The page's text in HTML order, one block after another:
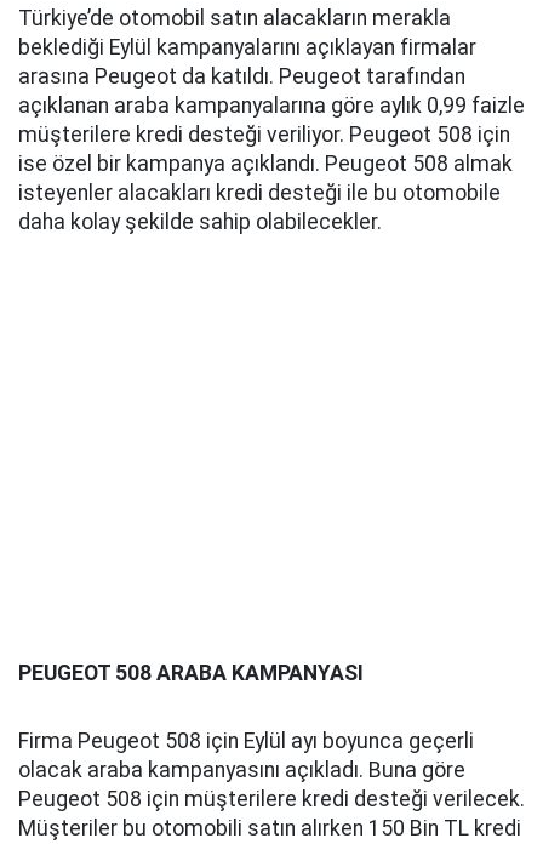
Türkiye’de otomobil satın alacakların merakla
beklediği Eylül kampanyalarını açıklayan firmalar
arasına Peugeot da katıldı. Peugeot tarafından
açıklanan araba kampanyalarına göre aylık 0,99 faizle
müşterilere kredi desteği veriliyor. Peugeot 508 için
ise özel bir kampanya açıklandı. Peugeot 508 almak
isteyenler alacakları kredi desteği ile bu otomobile
daha kolay şekilde sahip olabilecekler.
PEUGEOT 508 ARABA KAMPANYASI
Firma Peugeot 508 için Eylül ayı boyunca geçerli
olacak araba kampanyasını açıkladı. Buna göre
Peugeot 508 için müşterilere kredi desteği verilecek.
Müşteriler bu otomobili satın alırken 150 Bin TL kredi